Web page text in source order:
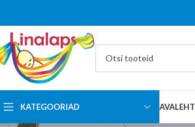
KATEGOORIAD AVALEHT